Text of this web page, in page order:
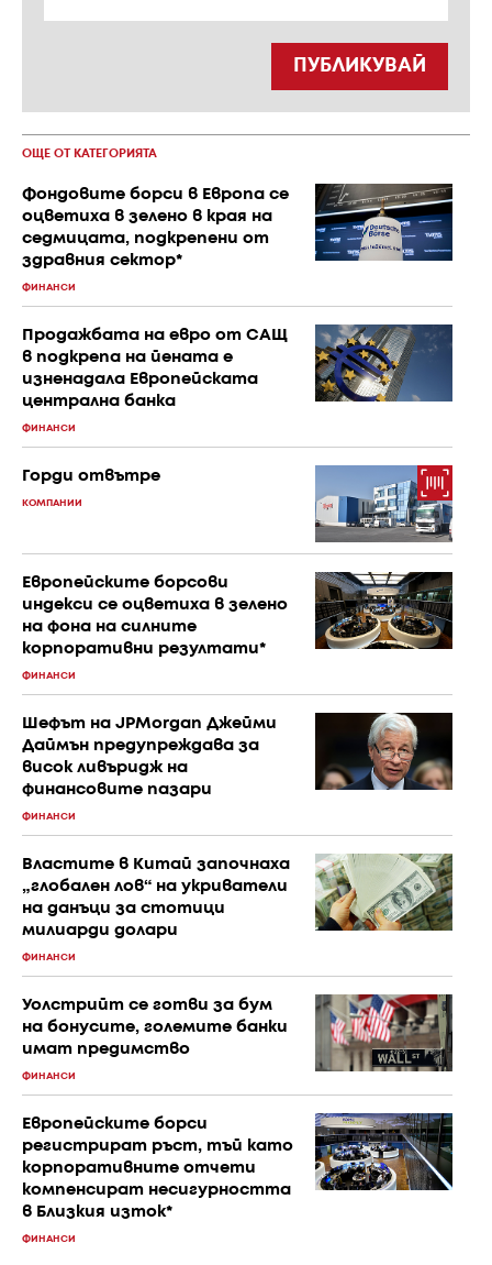
ПУБЛИКУВАЙ
ОЩЕ ОТ КАТЕГОРИЯТА
Фондовите борси в Европа се
оцветиха в зелено в края на
седмицата, подкрепени от
здравния сектор*
ФИНАНСИ
Продажбата на евро от САЩ
в подкрепа на йената е
изненадала Европейската
централна банка
ФИНАНСИ
Горди отвътре
КОМПАНИИ
Европейските борсови
индекси се оцветиха в зелено
на фона на силните
корпоративни резултати*
ФИНАНСИ
Шефът на JPMorgan Джейми
Даймън предупреждава за
висок ливъридж на
финансовите пазари
ФИНАНСИ
Властите в Китай започнаха
„глобален лов“ на укриватели
на данъци за стотици
милиарди долари
ФИНАНСИ
Уолстрийт се готви за бум
на бонусите, големите банки
имат предимство
ФИНАНСИ
Европейските борси
регистрират ръст, тъй като
корпоративните отчети
компенсират несигурността
в Близкия изток*
ФИНАНСИ